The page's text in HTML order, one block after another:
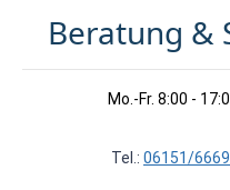
Beratung &
Mo.-Fr. 8:00 -
Tel.: 06151/